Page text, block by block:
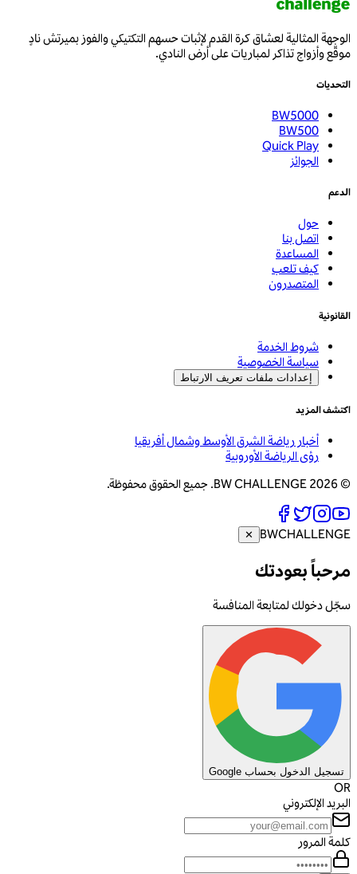
الوجهة المثالية لعشاق كرة القدم لإثبات حسهم التكتيكي والفوز بميرتش نادٍ
موقّع وأزواج تذاكر لمباريات على أرض النادي.
التحديات
BW5000
BW500
Quick Play
الجوائز
الدعم
حول
اتصل بنا
المساعدة
كيف تلعب
المتصدرون
القانونية
شروط الخدمة
سياسة الخصوصية
إعدادات ملفات تعريف الارتباط
اكتشف المزيد
أخبار رياضة الشرق الأوسط وشمال أفريقيا
رؤى الرياضة الأوروبية
© 2026 BW CHALLENGE. جميع الحقوق محفوظة.
BWCHALLENGE
✕
مرحباً بعودتك
سجّل دخولك لمتابعة المنافسة
تسجيل الدخول بحساب Google
OR
البريد الإلكتروني
كلمة المرور